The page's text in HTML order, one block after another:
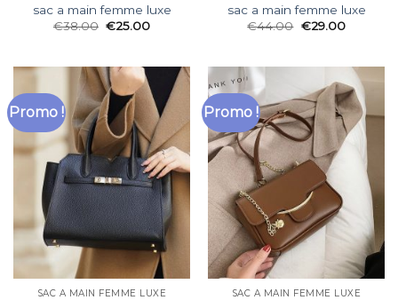
sac a main femme luxe
€38.00 €25.00
sac a main femme luxe
€44.00 €29.00
Promo !
SAC A MAIN FEMME LUXE
Promo !
SAC A MAIN FEMME LUXE